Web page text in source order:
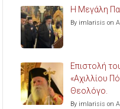
Η Μεγάλη
By imlarisis on
Επιστολή
«Αχιλλίου
Θεολόγο.
By imlarisis on